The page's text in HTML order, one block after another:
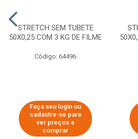
STRETCH SEM TUBETE
50X0,25 COM 3 KG DE FILME
Código: 64496
Faça seu login ou
cadastre-se para
ver preços e
comprar